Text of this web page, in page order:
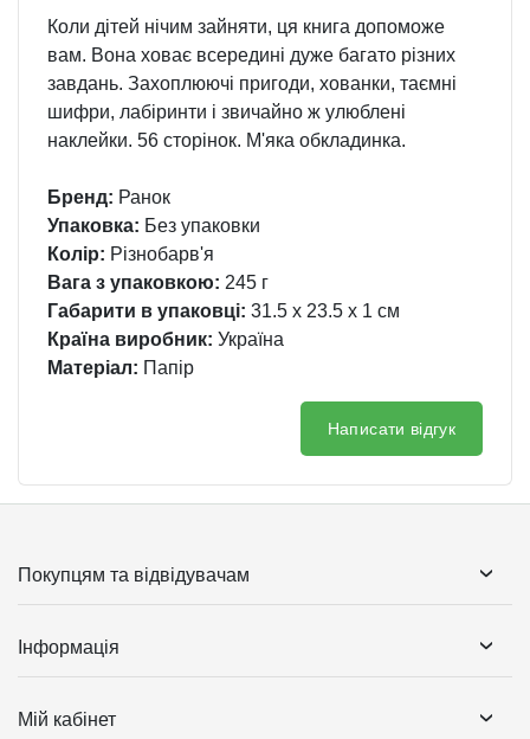
Коли дітей нічим зайняти, ця книга допоможе
вам. Вона ховає всередині дуже багато різних
завдань. Захоплюючі пригоди, хованки, таємні
шифри, лабіринти і звичайно ж улюблені
наклейки. 56 сторінок. М'яка обкладинка.
Бренд: Ранок
Упаковка: Без упаковки
Колір: Різнобарв'я
Вага з упаковкою: 245 г
Габарити в упаковці: 31.5 x 23.5 x 1 см
Країна виробник: Україна
Матеріал: Папір
Написати відгук
Покупцям та відвідувачам
Інформація
Мій кабінет